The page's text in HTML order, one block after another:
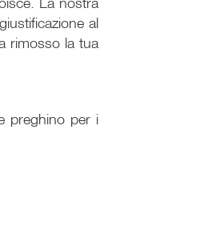
al
rimosso la tua
preghino per i